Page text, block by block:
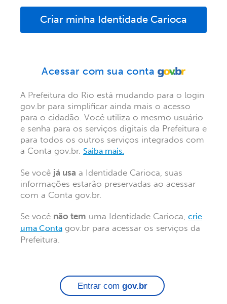
Criar minha Identidade Carioca
Acessar com sua conta
A Prefeitura do Rio está mudando para o login
gov.br para simplificar ainda mais o acesso
para o cidadão. Você utiliza o mesmo usuário
e senha para os serviços digitais da Prefeitura e
para todos os outros serviços integrados com
a Conta gov.br. Saiba mais.
Se você já usa a Identidade Carioca, suas
informações estarão preservadas ao acessar
com a Conta gov.br.
Se você não tem uma Identidade Carioca, crie
uma Conta gov.br para acessar os serviços da
Prefeitura.
Entrar com gov.br